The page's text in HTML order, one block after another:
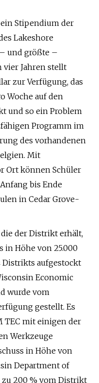
Stipendium der
Lakeshore
und größte –
vier Jahren stellt
zur Verfügung, das
Woche auf den
und so ein Problem
Programm im
des vorhandenen
Mit
Ort können Schüler
bis Ende
in Cedar Grove-
der Distrikt erhält,
in Höhe von 25.000
Distrikts aufgestockt
Economic
wurde vom
gestellt. Es
TEC mit einigen der
Werkzeuge
in Höhe von
Department of
200 % vom Distrikt